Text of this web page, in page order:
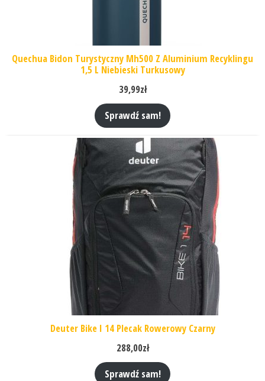
Quechua Bidon Turystyczny Mh500 Z Aluminium Recyklingu
1,5 L Niebieski Turkusowy
39,99zł
Sprawdź sam!
Deuter Bike I 14 Plecak Rowerowy Czarny
288,00zł
Sprawdź sam!